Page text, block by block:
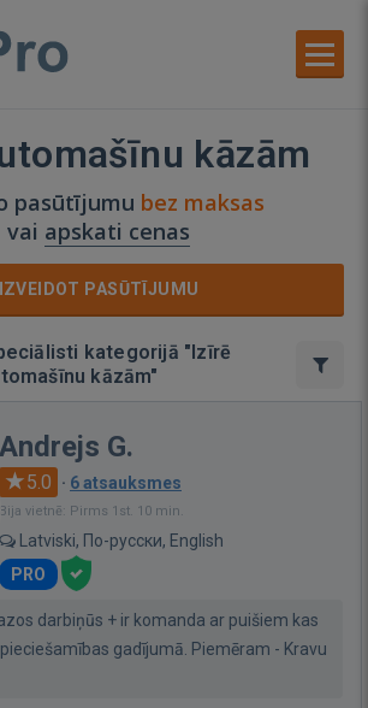
kāzām
pasūtījumu bez maksas
vai apskati cenas
IZVEIDOT PASŪTĪJUMU
kategorijā "Izīrē
kāzām"
Andrejs G.
5.0 · 6 atsauksmes
Bija vietnē: Pirms 1st. 10 min.
Latviski, По-русски, English
PRO
darbiņūs + ir komanda ar puišiem kas
gadījumā. Piemēram - Kravu